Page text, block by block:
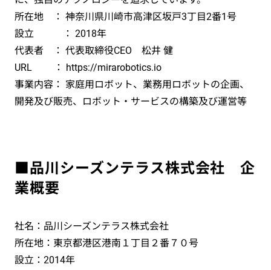
所在地 ： 神奈川県川崎市高津区坂戸3丁目2番1号
設立 ： 2018年
代表者 ： 代表取締役CEO 松井 健
URL ： https://mirarobotics.io
事業内容： 家庭用ロボット、業務用ロボットの企画、
開発及び販売、ロボット・サービスの構築及び運営等
■品川シーズンテラス株式会社 企
業概要
社名：品川シーズンテラス株式会社
所在地：東京都港区港南１丁目２番７０号
設立：2014年